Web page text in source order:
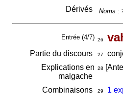
Dérivés Noms :
Entrée (4/7) 26
Partie du discours 27
Explications en
malgache
28
Combinaisons 29 1